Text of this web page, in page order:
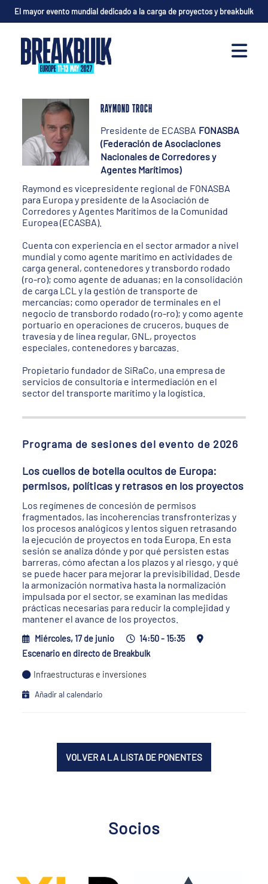
El mayor evento mundial dedicado a la carga de proyectos y breakbulk
RAYMOND TROCH
Presidente de ECASBA FONASBA
(Federación de Asociaciones
Nacionales de Corredores y
Agentes Marítimos)
Raymond es vicepresidente regional de FONASBA
para Europa y presidente de la Asociación de
Corredores y Agentes Marítimos de la Comunidad
Europea (ECASBA).
Cuenta con experiencia en el sector armador a nivel
mundial y como agente marítimo en actividades de
carga general, contenedores y transbordo rodado
(ro-ro); como agente de aduanas; en la consolidación
de carga LCL y la gestión de transporte de
mercancías; como operador de terminales en el
negocio de transbordo rodado (ro-ro); y como agente
portuario en operaciones de cruceros, buques de
travesía y de línea regular, GNL, proyectos
especiales, contenedores y barcazas.
Propietario fundador de SiRaCo, una empresa de
servicios de consultoría e intermediación en el
sector del transporte marítimo y la logística.
Programa de sesiones del evento de 2026
Los cuellos de botella ocultos de Europa:
permisos, políticas y retrasos en los proyectos
Los regímenes de concesión de permisos
fragmentados, las incoherencias transfronterizas y
los procesos analógicos y lentos siguen retrasando
la ejecución de proyectos en toda Europa. En esta
sesión se analiza dónde y por qué persisten estas
barreras, cómo afectan a los plazos y al riesgo, y qué
se puede hacer para mejorar la previsibilidad. Desde
la armonización normativa hasta la normalización
impulsada por el sector, se examinan las medidas
prácticas necesarias para reducir la complejidad y
mantener el avance de los proyectos.
Miércoles, 17 de junio
14:50 - 15:35
Escenario en directo de Breakbulk
Infraestructuras e inversiones
Añadir al calendario
VOLVER A LA LISTA DE PONENTES
Socios